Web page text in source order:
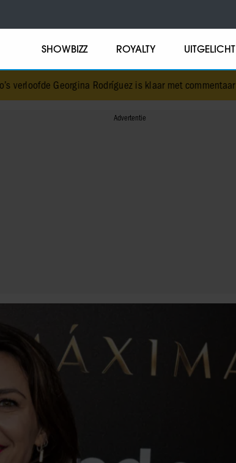
SHOWBIZZ ROYALTY UITGELICHT
Rodríguez is klaar met commentaar op haar lichaam